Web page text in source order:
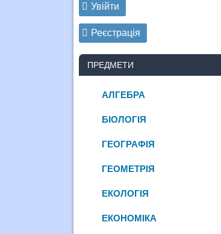
Увійти
Реєстрація
ПРЕДМЕТИ
АЛГЕБРА
БІОЛОГІЯ
ГЕОГРАФІЯ
ГЕОМЕТРІЯ
ЕКОЛОГІЯ
ЕКОНОМІКА